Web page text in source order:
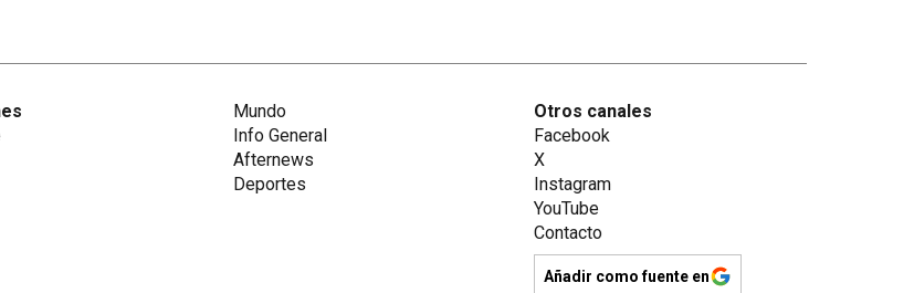
Mundo
Info General
Afternews
Deportes
Otros canales
Facebook
X
Instagram
YouTube
Contacto
Añadir como fuente en